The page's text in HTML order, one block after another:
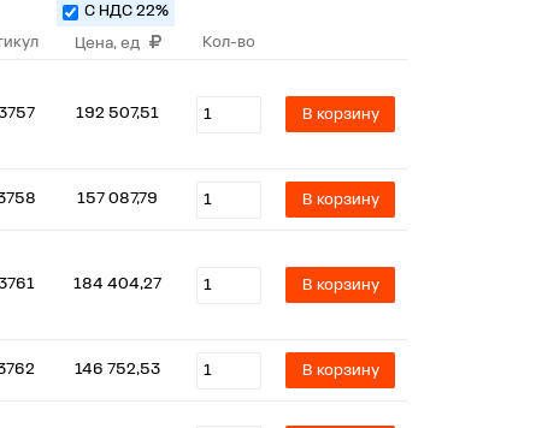
Цена, ед
С НДС 22%
Кол-во
192 507,51 В корзину
157 087,79 В корзину
184 404,27 В корзину
146 752,53 В корзину